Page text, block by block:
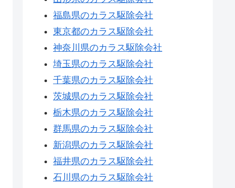
福島県のカラス駆除会社
東京都のカラス駆除会社
神奈川県のカラス駆除会社
埼玉県のカラス駆除会社
千葉県のカラス駆除会社
茨城県のカラス駆除会社
栃木県のカラス駆除会社
群馬県のカラス駆除会社
新潟県のカラス駆除会社
福井県のカラス駆除会社
石川県のカラス駆除会社